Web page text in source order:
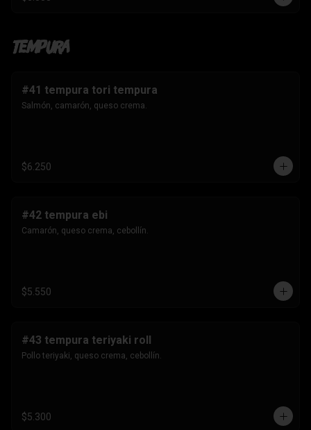
Tempura
#41 tempura tori tempura
Salmón, camarón, queso crema.
$6.250
#42 tempura ebi
Camarón, queso crema, cebollín.
$5.550
#43 tempura teriyaki roll
Pollo teriyaki, queso crema, cebollín.
$5.300